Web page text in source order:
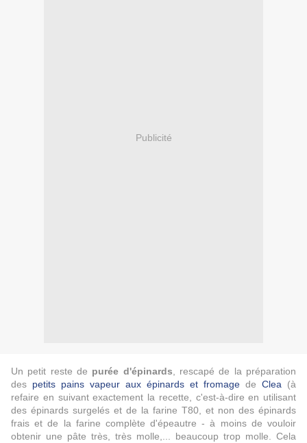
Publicité
Un petit reste de purée d'épinards , rescapé de la préparation
des petits pains vapeur aux épinards et fromage de Clea (à
refaire en suivant exactement la recette, c'est-à-dire en utilisant
des épinards surgelés et de la farine T80, et non des épinards
frais et de la farine complète d'épeautre - à moins de vouloir
obtenir une pâte très, très molle,... beaucoup trop molle. Cela